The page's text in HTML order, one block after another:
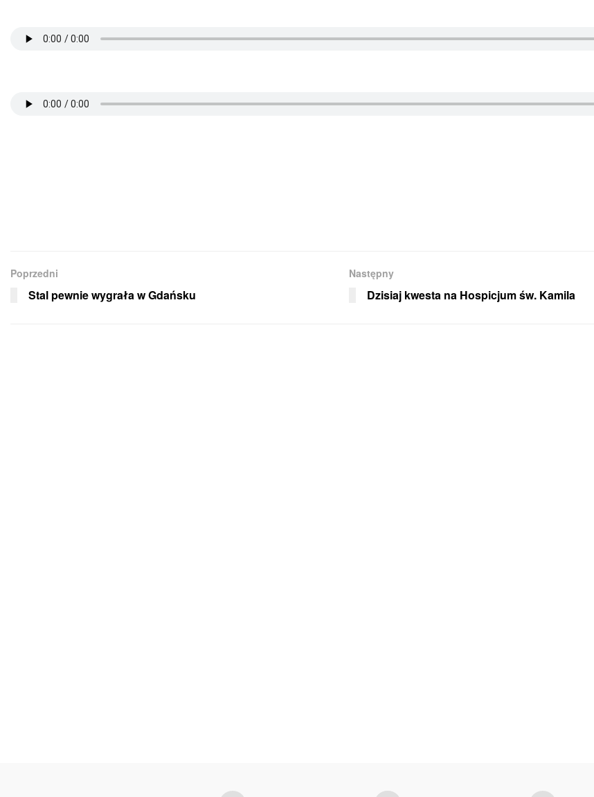
Poprzedni
Stal pewnie wygrała w Gdańsku
Następny
Dzisiaj kwesta na Hospicjum św. Kamila